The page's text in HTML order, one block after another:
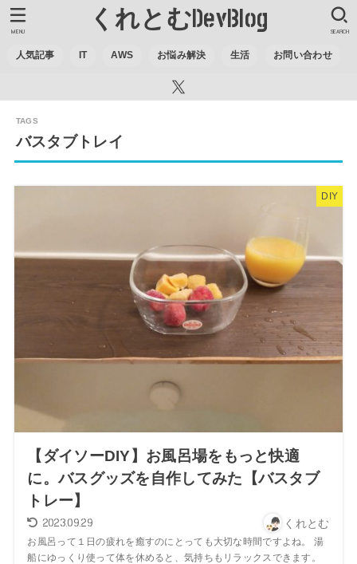
くれとむDevBlog
人気記事 IT AWS お悩み解決 生活 お問い合わせ
SEARCH
MENU
バスタブトレイ
DIY
【ダイソーDIY】お風呂場をもっと快適
に。バスグッズを自作してみた【バスタブ
トレー】
2023.09.29 くれとむ
お風呂って１日の疲れを癒すのにとっても大切な時間ですよね。 湯
船にゆっくり使って体を休めると、気持ちもリラックスできます。